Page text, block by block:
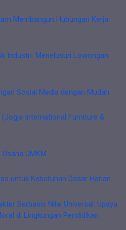
Membangun Hubungan Kerja
Industri: Menelusuri Lowongan
Sosial Media dengan Mudah
(Jogja International Furniture &
UMKM
untuk Kebutuhan Dasar Harian
Berbasis Nilai Universal: Upaya
di Lingkungan Pendidikan